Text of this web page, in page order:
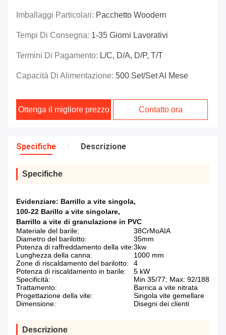
Imballaggi Particolari: Pacchetto Woodern
Tempi Di Consegna: 1-35 Giorni Lavorativi
Termini Di Pagamento: L/C, D/A, D/P, T/T
Capacità Di Alimentazione: 500 Set/set Al Mese
Ottenga il migliore prezzo Contatto ora
Specifiche Descrizione
Specifiche
Evidenziare: Barrillo a vite singola,
100-22 Barillo a vite singolare,
Barrillo a vite di granulazione in PVC
Materiale del barile:
38CrMoAIA
Diametro del barilotto:
35mm
Potenza di raffreddamento della vite:3kw
Lunghezza della canna:
1000 mm
Zone di riscaldamento del barilotto:
4
Potenza di riscaldamento in barile:
5 kW
Specificità:
Min 35/77; Max: 92/188
Trattamento:
Barrica a vite nitrata
Progettazione della vite:
Singola vite gemellare
Dimensione:
Disegni dei clienti
Descrizione